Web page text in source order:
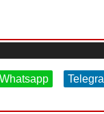
Whatsapp